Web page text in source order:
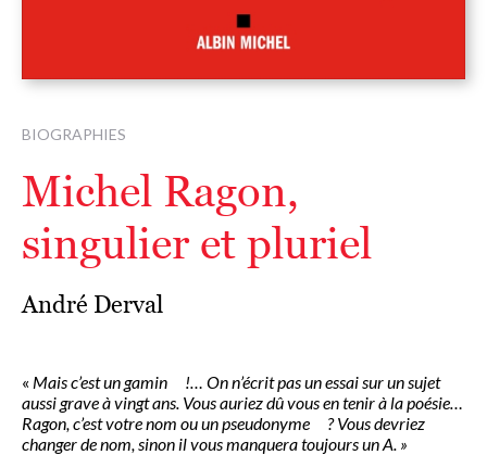
BIOGRAPHIES
Michel Ragon,
singulier et pluriel
André Derval
« Mais c’est un gamin !… On n’écrit pas un essai sur un sujet
aussi grave à vingt ans. Vous auriez dû vous en tenir à la poésie…
Ragon, c’est votre nom ou un pseudonyme ? Vous devriez
changer de nom, sinon il vous manquera toujours un A. »